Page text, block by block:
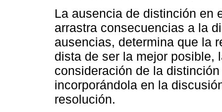
La ausencia de distinción en
arrastra consecuencias a la
ausencias, determina que la
dista de ser la mejor posible,
consideración de la
incorporándola en la
resolución.